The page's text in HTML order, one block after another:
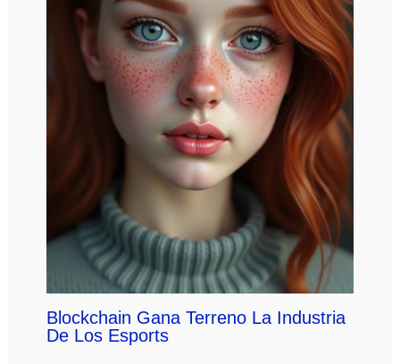
Blockchain Gana Terreno La Industria
De Los Esports